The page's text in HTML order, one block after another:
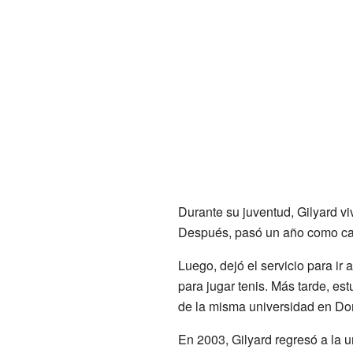
Durante su juventud, Gilyard
Después, pasó un año como
Luego, dejó el servicio para ir
para jugar tenis. Más tarde,
de la misma universidad en
En 2003, Gilyard regresó a la